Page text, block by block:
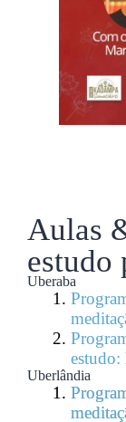
Aulas
estudo
Uberaba
estudo:
Uberlândia